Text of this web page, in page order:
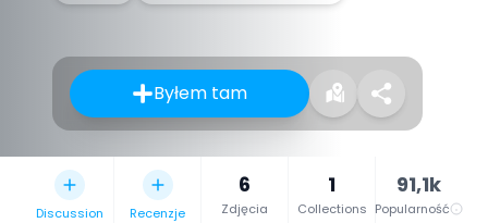
Byłem tam
Discussion Recenzje
6
Zdjęcia
1
Collections
91,1k
Popularność